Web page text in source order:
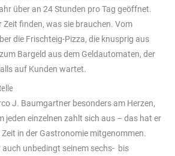
über an 24 Stunden pro Tag geöffnet.
Zeit finden, was sie brauchen. Vom
die Frischteig-Pizza, die knusprig aus
Bargeld aus dem Geldautomaten, der
auf Kunden wartet.
J. Baumgartner besonders am Herzen,
jeden einzelnen zahlt sich aus – das hat er
in der Gastronomie mitgenommen.
auch unbedingt seinem sechs- bis